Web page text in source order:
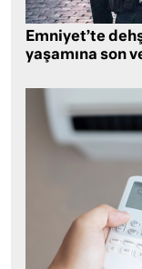
Emniyet’te
yaşamına son